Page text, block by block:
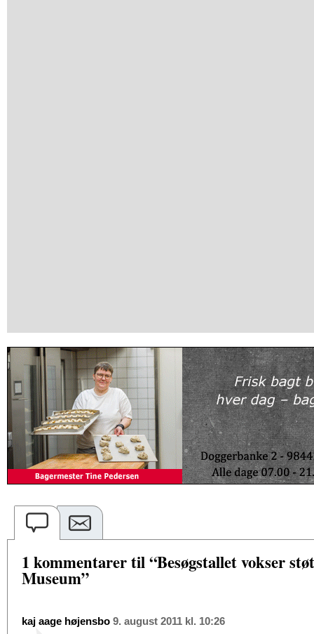
1 kommentarer til “Besøgstallet vokser
Museum”
kaj aage højensbo 9. august 2011 kl. 10:26